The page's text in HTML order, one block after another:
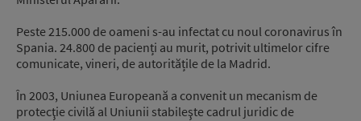
Peste 215.000 de oameni s-au infectat cu noul coronavirus în
Spania. 24.800 de pacienți au murit, potrivit ultimelor cifre
comunicate, vineri, de autoritățile de la Madrid.
În 2003, Uniunea Europeană a convenit un mecanism de
protecţie civilă al Uniunii stabileşte cadrul juridic de